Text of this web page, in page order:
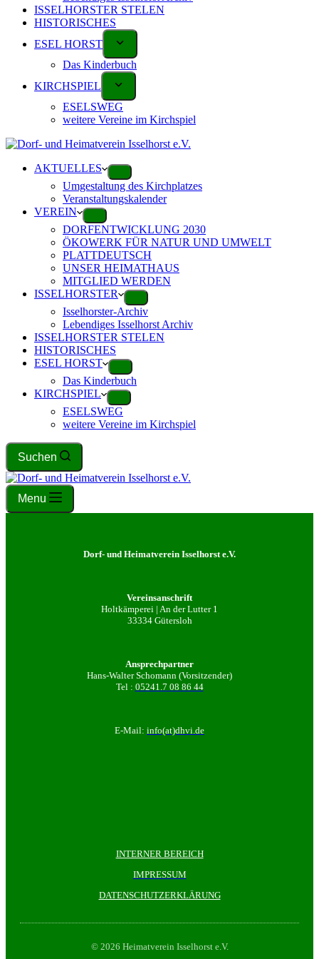
ISSELHORSTER STELEN
HISTORISCHES
ESEL HORST
Das Kinderbuch
KIRCHSPIEL
ESELSWEG
weitere Vereine im Kirchspiel
AKTUELLES
Umgestaltung des Kirchplatzes
Veranstaltungskalender
VEREIN
DORFENTWICKLUNG 2030
ÖKOWERK FÜR NATUR UND UMWELT
PLATTDEUTSCH
UNSER HEIMATHAUS
MITGLIED WERDEN
ISSELHORSTER
Isselhorster-Archiv
Lebendiges Isselhorst Archiv
ISSELHORSTER STELEN
HISTORISCHES
ESEL HORST
Das Kinderbuch
KIRCHSPIEL
ESELSWEG
weitere Vereine im Kirchspiel
Suchen
Menu
Dorf- und Heimatverein Isselhorst e.V.
Vereinsanschrift
Holtkämperei | An der Lutter 1
33334 Gütersloh
Ansprechpartner
Hans-Walter Schomann (Vorsitzender)
Tel : 05241.7 08 86 44
E-Mail: info(at)dhvi.de
INTERNER BEREICH
IMPRESSUM
DATENSCHUTZERKLÄRUNG
© 2026 Heimatverein Isselhorst e.V.